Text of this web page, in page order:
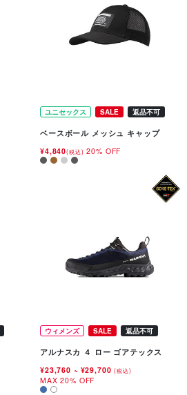
ユニセックス SALE 返品不可
ベースボール メッシュ キャップ
¥4,840(税込) 20% OFF
ウィメンズ SALE 返品不可
アルナスカ ４ ロー ゴアテックス
¥23,760 ~ ¥29,700(税込)
MAX 20% OFF